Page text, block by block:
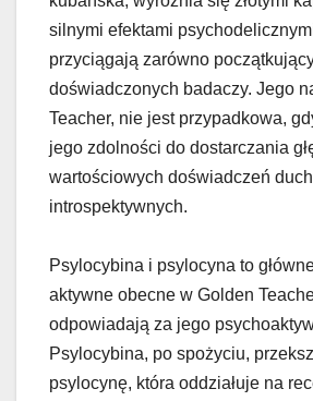
silnymi efektami
przyciągają zarówno
doświadczonych badaczy. Jego
Teacher, nie jest przypadkowa,
jego zdolności do dostarczania
wartościowych doświadczeń
introspektywnych.
Psylocybina i psylocyna to
aktywne obecne w Golden
odpowiadają za jego
Psylocybina, po spożyciu,
psylocynę, która oddziałuje na